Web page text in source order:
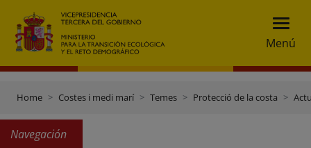
Menú
Home Costes i medi marí Temes Protecció de la costa
Navegación